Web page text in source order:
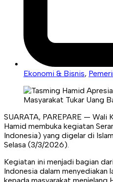
Ekonomi & Bisnis,
SUARATA, PAREPARE — Wali
Hamid membuka kegiatan
Indonesia) yang digelar di
Selasa (3/3/2026).
Kegiatan ini menjadi bagian
Indonesia dalam menyediakan